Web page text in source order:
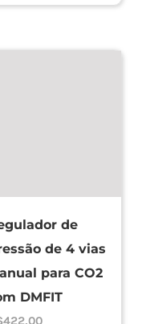
de
de 4 vias
para CO2
DMFIT
422,00